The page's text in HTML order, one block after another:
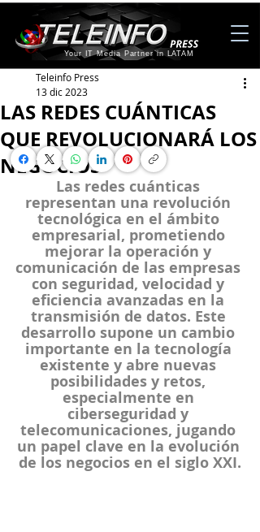
Your IT Media Partner in LATAM
LAS REDES CUÁNTICAS
QUE REVOLUCIONARÁ LOS
NEGOCIOS
Teleinfo Press
13 dic 2023
Las redes cuánticas
representan una revolución
tecnológica en el ámbito
empresarial, prometiendo
mejorar la operación y
comunicación de las empresas
con seguridad, velocidad y
eficiencia avanzadas en la
transmisión de datos. Este
desarrollo supone un cambio
importante en la tecnología
existente y abre nuevas
posibilidades y retos,
especialmente en
ciberseguridad y
telecomunicaciones, jugando
un papel clave en la evolución
de los negocios en el siglo XXI.